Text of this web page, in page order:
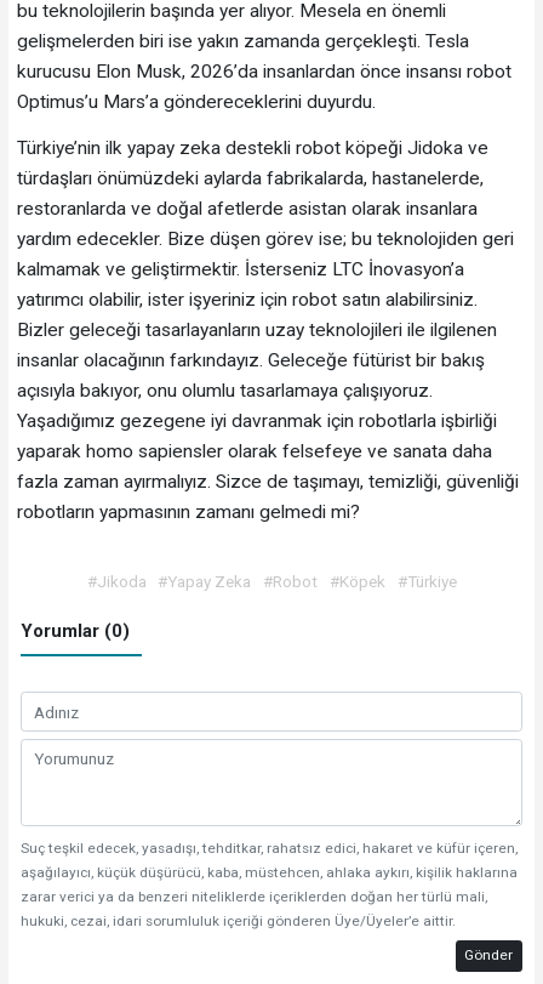
bu teknolojilerin başında yer alıyor. Mesela en önemli
gelişmelerden biri ise yakın zamanda gerçekleşti. Tesla
kurucusu Elon Musk, 2026’da insanlardan önce insansı robot
Optimus’u Mars’a göndereceklerini duyurdu.
Türkiye’nin ilk yapay zeka destekli robot köpeği Jidoka ve
türdaşları önümüzdeki aylarda fabrikalarda, hastanelerde,
restoranlarda ve doğal afetlerde asistan olarak insanlara
yardım edecekler. Bize düşen görev ise; bu teknolojiden geri
kalmamak ve geliştirmektir. İsterseniz LTC İnovasyon’a
yatırımcı olabilir, ister işyeriniz için robot satın alabilirsiniz.
Bizler geleceği tasarlayanların uzay teknolojileri ile ilgilenen
insanlar olacağının farkındayız. Geleceğe fütürist bir bakış
açısıyla bakıyor, onu olumlu tasarlamaya çalışıyoruz.
Yaşadığımız gezegene iyi davranmak için robotlarla işbirliği
yaparak homo sapiensler olarak felsefeye ve sanata daha
fazla zaman ayırmalıyız. Sizce de taşımayı, temizliği, güvenliği
robotların yapmasının zamanı gelmedi mi?
#Jikoda #Yapay Zeka #Robot #Köpek #Türkiye
Yorumlar (0)
Suç teşkil edecek, yasadışı, tehditkar, rahatsız edici, hakaret ve küfür içeren,
aşağılayıcı, küçük düşürücü, kaba, müstehcen, ahlaka aykırı, kişilik haklarına
zarar verici ya da benzeri niteliklerde içeriklerden doğan her türlü mali,
hukuki, cezai, idari sorumluluk içeriği gönderen Üye/Üyeler’e aittir.
Gönder